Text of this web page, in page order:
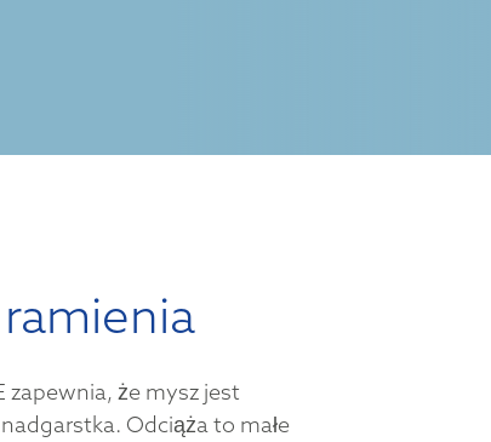
zapewnia, że mysz jest
Odciąża to małe